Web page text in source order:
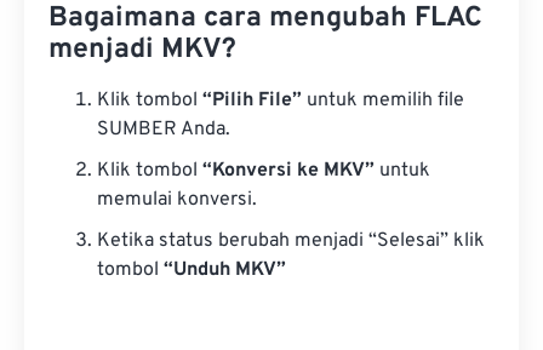
Bagaimana cara mengubah FLAC
menjadi MKV?
Klik tombol “Pilih File” untuk memilih file
SUMBER Anda.
Klik tombol “Konversi ke MKV” untuk
memulai konversi.
Ketika status berubah menjadi “Selesai” klik
tombol “Unduh MKV”